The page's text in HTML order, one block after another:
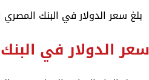
بلغ سعر الدولار في البنك المصري الخليجي نحو 52.06 جنيه
سعر الدولار في